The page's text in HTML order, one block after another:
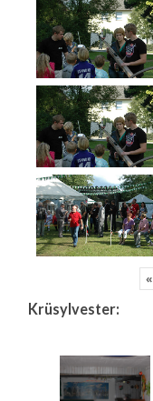
«
Krüsylvester: